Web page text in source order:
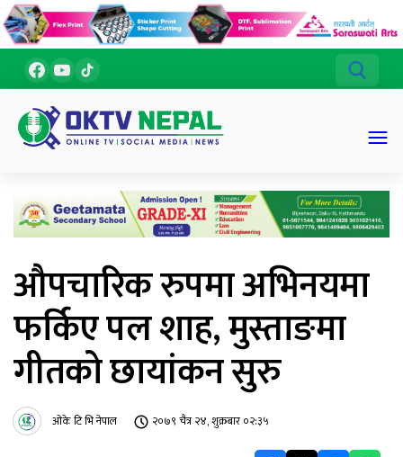
औपचारिक रुपमा अभिनयमा
फर्किए पल शाह, मुस्ताङमा
गीतको छायांकन सुरु
ओके टि भि नेपाल २०७९ चैत्र २४, शुक्रबार ०२:३५